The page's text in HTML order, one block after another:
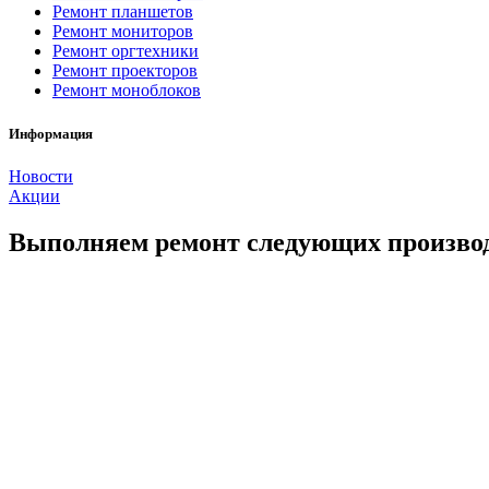
Ремонт планшетов
Ремонт мониторов
Ремонт оргтехники
Ремонт проекторов
Ремонт моноблоков
Информация
Новости
Акции
Выполняем ремонт следующих